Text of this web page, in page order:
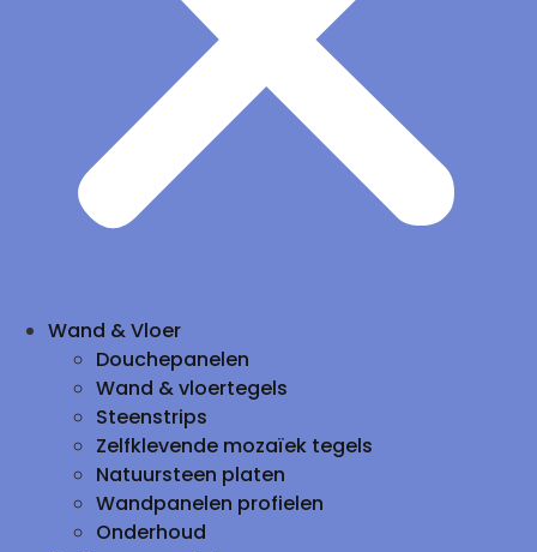
Wand & Vloer
Douchepanelen
Wand & vloertegels
Steenstrips
Zelfklevende mozaïek tegels
Natuursteen platen
Wandpanelen profielen
Onderhoud